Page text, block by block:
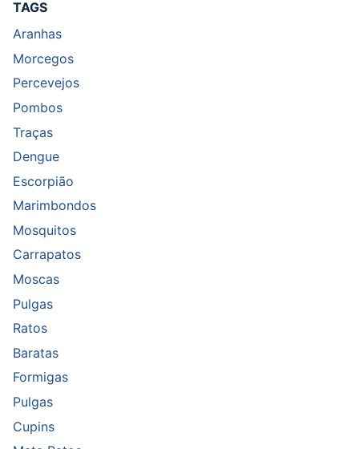
TAGS
Aranhas
Morcegos
Percevejos
Pombos
Traças
Dengue
Escorpião
Marimbondos
Mosquitos
Carrapatos
Moscas
Pulgas
Ratos
Baratas
Formigas
Pulgas
Cupins